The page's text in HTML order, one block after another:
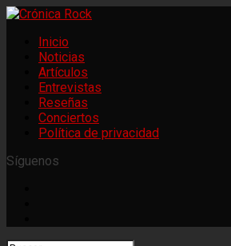
Inicio
Noticias
Artículos
Entrevistas
Reseñas
Conciertos
Política de privacidad
Síguenos